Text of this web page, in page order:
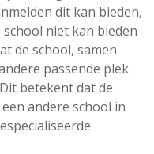
dit kan bieden,
niet kan bieden
de school, samen
passende plek.
betekent dat de
andere school in